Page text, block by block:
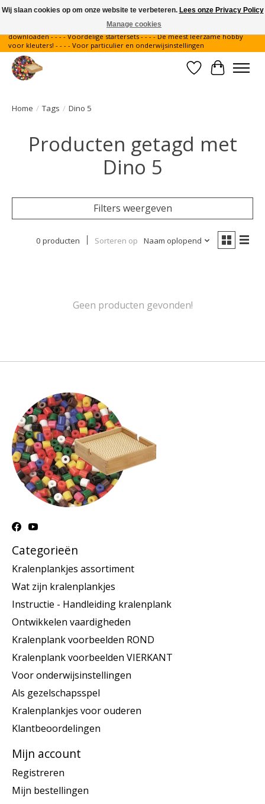
Gratis verzending binnen Nederland - - - - Legvoorbeelden gratis te
downloaden - - - - Voordelige startersets - - - - De meest leerzame hobby
voor kleuters! - - - - Voor particulier en onderwijsinstellingen
Verlanglijst
Home / Tags / Dino 5
Producten getagd met
Dino 5
Filters weergeven
0 producten Sorteren op Naam oplopend
Geen producten gevonden!
Categorieën
Kralenplankjes assortiment
Wat zijn kralenplankjes
Instructie - Handleiding kralenplank
Ontwikkelen vaardigheden
Kralenplank voorbeelden ROND
Kralenplank voorbeelden VIERKANT
Voor onderwijsinstellingen
Als gezelschapsspel
Kralenplankjes voor ouderen
Klantbeoordelingen
Mijn account
Registreren
Mijn bestellingen
Wij slaan cookies op om onze website te verbeteren. Lees onze Privacy Policy
Manage cookies